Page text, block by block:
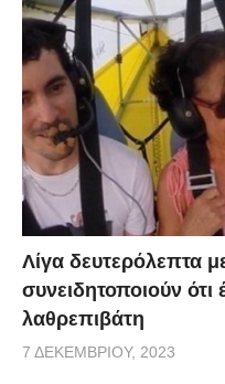
Λίγα δευτερόλεπτα
συνειδητοποιούν ότι
λαθρεπιβάτη
7 ΔΕΚΕΜΒΡΊΟΥ, 2023